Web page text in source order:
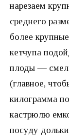
нарезаем
среднего
более
кетчупа
плоды —
(главное,
килограмма
кастрюлю
посуду